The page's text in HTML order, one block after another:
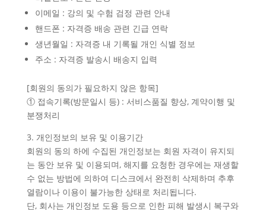
이메일 : 강의 및 수험 검정 관련 안내
핸드폰 : 자격증 배송 관련 긴급 연락
생년월일 : 자격증 내 기록될 개인 식별 정보
주소 : 자격증 발송시 배송지 입력
[회원의 동의가 필요하지 않은 항목]
① 접속기록(방문일시 등) : 서비스품질 향상, 계약이행 및
분쟁처리
3. 개인정보의 보유 및 이용기간
회원의 동의 하에 수집된 개인정보는 회원 자격이 유지되
는 동안 보유 및 이용되며, 해지를 요청한 경우에는 재생할
수 없는 방법에 의하여 디스크에서 완전히 삭제하며 추후
열람이나 이용이 불가능한 상태로 처리됩니다.
단, 회사는 개인정보 도용 등으로 인한 피해 발생시 복구와